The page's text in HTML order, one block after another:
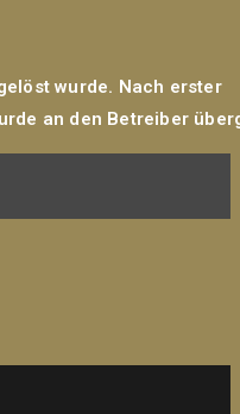
wurde. Nach erster
an den Betreiber